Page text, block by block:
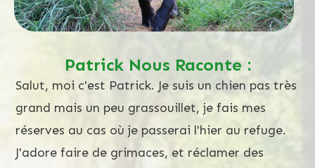
Patrick Nous Raconte :
Salut, moi c'est Patrick. Je suis un chien pas très
grand mais un peu grassouillet, je fais mes
réserves au cas où je passerai l'hier au refuge.
J'adore faire de grimaces, et réclamer des